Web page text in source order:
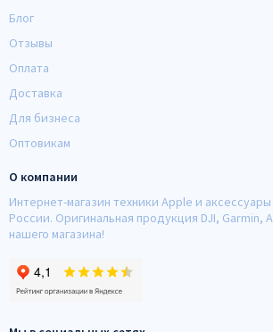
Блог
Отзывы
Оплата
Доставка
Для бизнеса
Оптовикам
О компании
Интернет-магазин техники Apple и
России. Оригинальная продукция DJI, Garmin,
нашего магазина!